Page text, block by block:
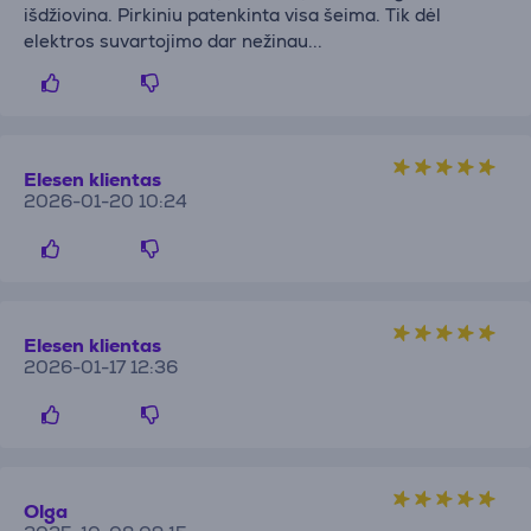
išdžiovina. Pirkiniu patenkinta visa šeima. Tik dėl
elektros suvartojimo dar nežinau...
Elesen klientas
2026-01-20 10:24
Elesen klientas
2026-01-17 12:36
Olga